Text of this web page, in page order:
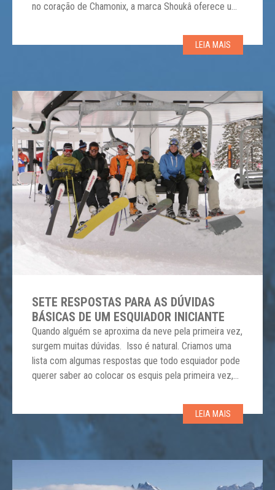
no coração de Chamonix, a marca Shoukâ oferece uma
do chocolate premium para os curiosos e gourmets.
LEIA MAIS
SETE RESPOSTAS PARA AS DÚVIDAS
BÁSICAS DE UM ESQUIADOR INICIANTE
Quando alguém se aproxima da neve pela primeira vez,
surgem muitas dúvidas. Isso é natural. Criamos uma
lista com algumas respostas que todo esquiador pode
querer saber ao colocar os esquis pela primeira vez,
descer, quem vai me resgatar? É altamente
LEIA MAIS